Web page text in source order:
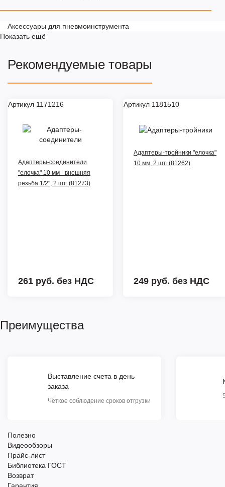
Аксессуары для пневмоинструмента
Показать ещё
Рекомендуемые товары
Артикул 1171216
Адаптеры-соединители
"елочка" 10 мм - внешняя
резьба 1/2", 2 шт. (81273)
261 руб. без НДС
Артикул 1181510
Адаптеры-тройники "елочка"
10 мм, 2 шт. (81262)
249 руб. без НДС
Преимущества
Выставление счета в день
заказа
Чёткое соблюдение сроков отгрузки
Полезно
Видеообзоры
Прайс-лист
Библиотека ГОСТ
Возврат
Гарантия